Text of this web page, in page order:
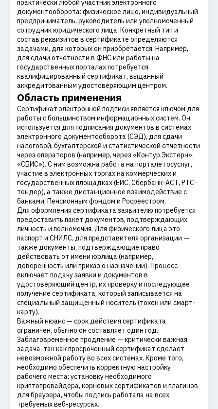
практически любой участник электронного
документооборота: физическое лицо, индивидуальный
предприниматель, руководитель или уполномоченный
сотрудник юридического лица. Конкретный тип и
состав реквизитов в сертификате определяются
задачами, для которых он приобретается. Например,
для сдачи отчётности в ФНС или работы на
государственных порталах потребуется
квалифицированный сертификат, выданный
аккредитованным удостоверяющим центром.
Область применения
Сертификат электронной подписи является ключом для
работы с большинством информационных систем. Он
используется для подписания документов в системах
электронного документооборота (СЭД), для сдачи
налоговой, бухгалтерской и статистической отчётности
через операторов (например, через «Контур.Экстерн»,
«СБИС»). С ним возможна работа на портале госуслуг,
участие в электронных торгах на коммерческих и
государственных площадках (ЕИС, Сбербанк-АСТ, РТС-
тендер), а также дистанционное взаимодействие с
банками, Пенсионным фондом и Росреестром.
Для оформления сертификата заявителю потребуется
предоставить пакет документов, подтверждающих
личность и полномочия. Для физического лица это
паспорт и СНИЛС, для представителя организации —
также документы, подтверждающие право
действовать от имени юрлица (например,
доверенность или приказ о назначении). Процесс
включает подачу заявки и документов в
удостоверяющий центр, их проверку и последующее
получение сертификата, который записывается на
специальный защищённый носитель (токен или смарт-
карту).
Важный нюанс — срок действия сертификата
ограничен, обычно он составляет один год.
Заблаговременное продление — критически важная
задача, так как просроченный сертификат сделает
невозможной работу во всех системах. Кроме того,
необходимо обеспечить корректную настройку
рабочего места: установку необходимого
криптопровайдера, корневых сертификатов и плагинов
для браузера, чтобы подпись работала на всех
требуемых веб-ресурсах.